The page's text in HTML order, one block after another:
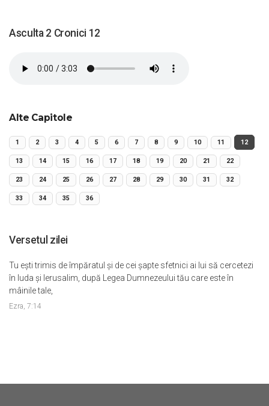
Asculta 2 Cronici 12
Alte Capitole
1 2 3 4 5 6 7 8 9 10 11 12
13 14 15 16 17 18 19 20 21 22
23 24 25 26 27 28 29 30 31 32
33 34 35 36
Versetul zilei
Tu eşti trimis de împăratul şi de cei şapte sfetnici ai lui să cercetezi
în Iuda şi Ierusalim, după Legea Dumnezeului tău care este în
mâinile tale,
Ezra, 7:14